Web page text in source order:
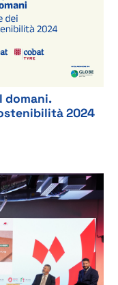
domani.
2024